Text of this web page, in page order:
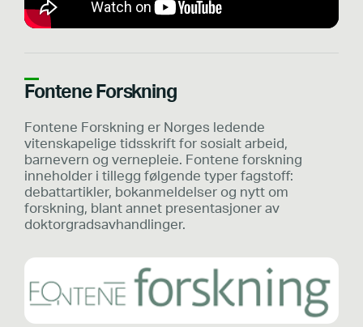
Fontene Forskning
Fontene Forskning er Norges ledende
vitenskapelige tidsskrift for sosialt arbeid,
barnevern og vernepleie. Fontene forskning
inneholder i tillegg følgende typer fagstoff:
debattartikler, bokanmeldelser og nytt om
forskning, blant annet presentasjoner av
doktorgradsavhandlinger.